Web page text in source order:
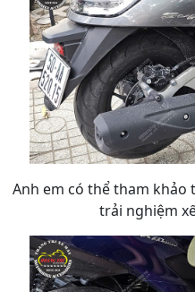
Anh em có thể tham khảo
trải nghiệm